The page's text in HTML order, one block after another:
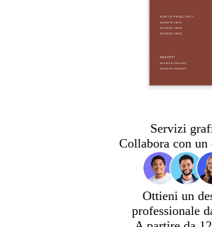
Servizi
Collabora con un
Ottieni un
professionale